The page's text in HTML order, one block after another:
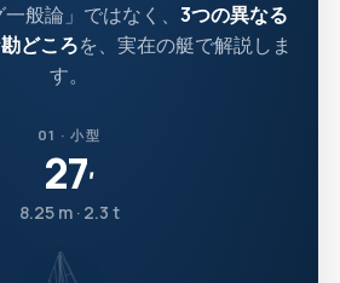
般論」ではなく、 3つの異なる
どころを、実在の艇で解説しま
す。
01 · 小型
27′
8.25 m · 2.3 t